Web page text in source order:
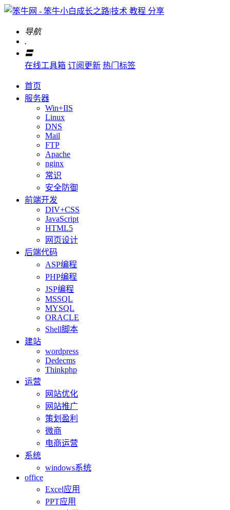
导航
.
〓
在线工具箱 订阅更新 热门标签
首页
服务器
Win+IIS
Linux
DNS
Mail
FTP
Apache
nginx
常识
安全防御
前端开发
DIV+CSS
JavaScript
HTML5
网页设计
后端代码
ASP编程
PHP编程
JSP编程
MSSQL
MYSQL
ORACLE
Shell脚本
建站
wordpress
Dedecms
Thinkphp
运营
网站优化
网站推广
策划盈利
微商
电商运营
系统
windows系统
office
Excel应用
PPT应用